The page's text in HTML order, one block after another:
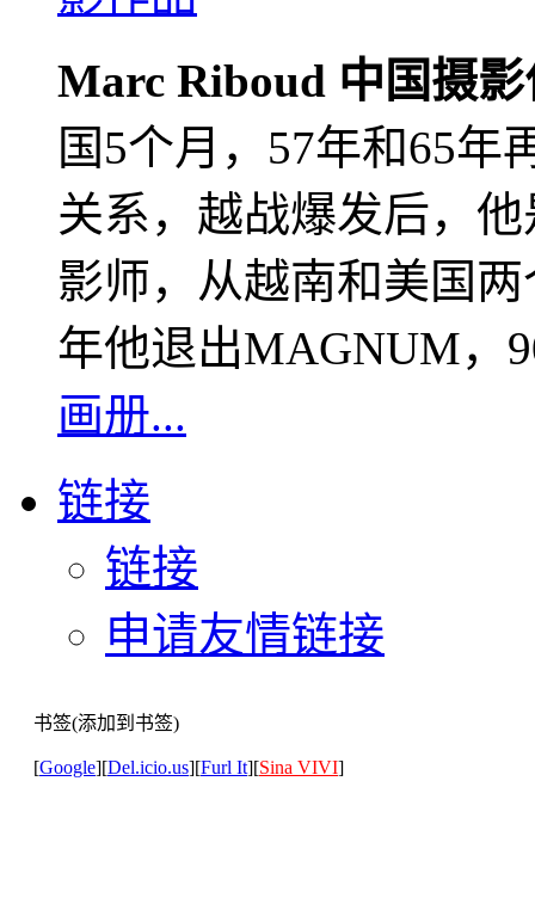
Marc Riboud 中国摄
国5个月，57年和65年
关系，越战爆发后，
影师，从越南和美国
年他退出MAGNUM，
画册...
链接
链接
申请友情链接
书签(添加到书签)
[Google][Del.icio.us][Furl It][Sina VIVI]